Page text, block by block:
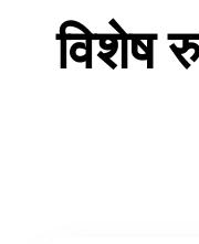
विशेष